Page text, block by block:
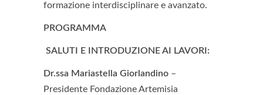
formazione interdisciplinare e avanzato.
PROGRAMMA
SALUTI E INTRODUZIONE AI LAVORI:
Dr.ssa Mariastella Giorlandino –
Presidente Fondazione Artemisia